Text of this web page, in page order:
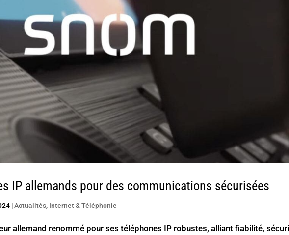
IP allemands pour des communications sécurisées
|Actualités, Internet & Téléphonie
allemand renommé pour ses téléphones IP robustes, alliant fiabilité,